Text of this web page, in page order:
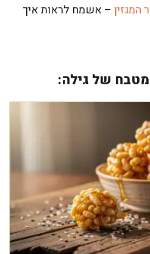
המגזין – אשמח לראות איך
של גילה: